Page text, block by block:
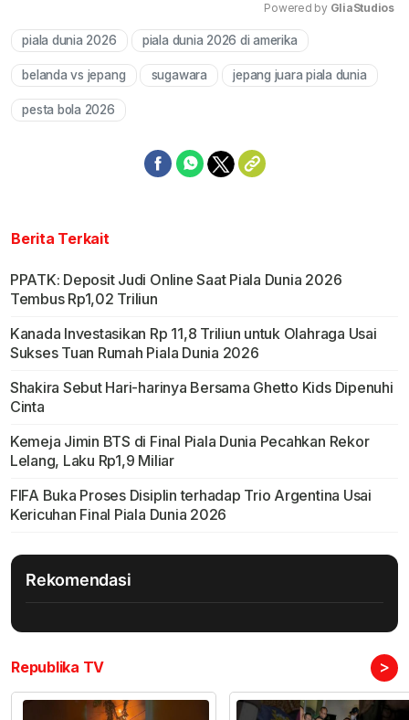
Powered by GliaStudios
piala dunia 2026 piala dunia 2026 di amerika
belanda vs jepang sugawara jepang juara piala dunia
pesta bola 2026
Berita Terkait
PPATK: Deposit Judi Online Saat Piala Dunia 2026
Tembus Rp1,02 Triliun
Kanada Investasikan Rp 11,8 Triliun untuk Olahraga Usai
Sukses Tuan Rumah Piala Dunia 2026
Shakira Sebut Hari-harinya Bersama Ghetto Kids Dipenuhi
Cinta
Kemeja Jimin BTS di Final Piala Dunia Pecahkan Rekor
Lelang, Laku Rp1,9 Miliar
FIFA Buka Proses Disiplin terhadap Trio Argentina Usai
Kericuhan Final Piala Dunia 2026
Rekomendasi
Republika TV >